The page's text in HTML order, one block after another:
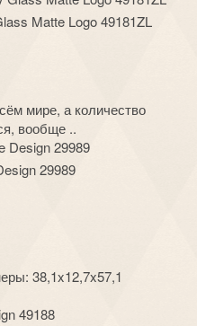
Matte Logo 49181ZL
мире, а количество
вообще ..
29989
38,1x12,7x57,1